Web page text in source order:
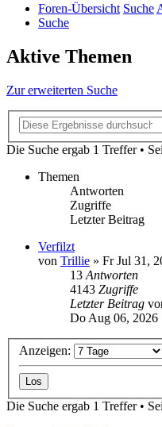
Foren-Übersicht Suche
Suche
Aktive Themen
Zur erweiterten Suche
Die Suche ergab 1 Treffer •
Themen
Antworten
Zugriffe
Letzter Beitrag
Verfilzt
von Trillie » Fr Jul 31,
13 Antworten
4143 Zugriffe
Letzter Beitrag
Do Aug 06, 2026
Anzeigen:
Die Suche ergab 1 Treffer •